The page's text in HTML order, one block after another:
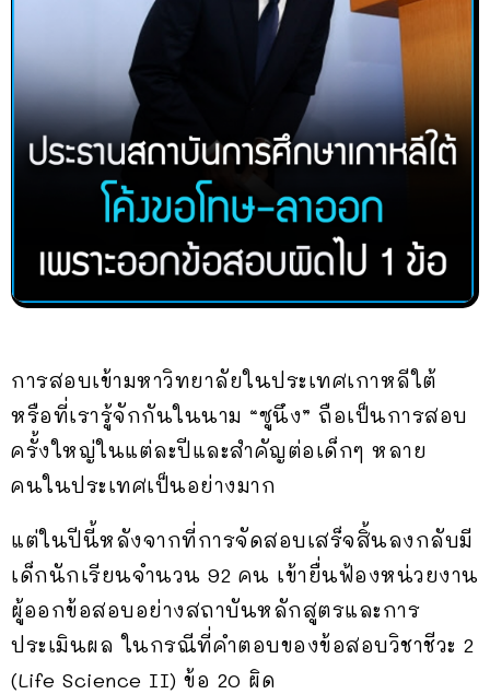
การสอบเข้ามหาวิทยาลัยในประเทศเกาหลีใต้
หรือที่เรารู้จักกันในนาม “ซูนึง” ถือเป็นการสอบ
ครั้งใหญ่ในแต่ละปีและสำคัญต่อเด็กๆ หลาย
คนในประเทศเป็นอย่างมาก
แต่ในปีนี้หลังจากที่การจัดสอบเสร็จสิ้นลงกลับมี
เด็กนักเรียนจำนวน 92 คน เข้ายื่นฟ้องหน่วยงาน
ผู้ออกข้อสอบอย่างสถาบันหลักสูตรและการ
ประเมินผล ในกรณีที่คำตอบของข้อสอบวิชาชีวะ 2
(Life Science II) ข้อ 20 ผิด